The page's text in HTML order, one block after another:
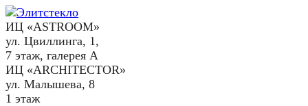
ИЦ «ASTROOM»
ул. Цвиллинга, 1,
7 этаж, галерея А
ИЦ «ARCHITECTOR»
ул. Малышева, 8
1 этаж